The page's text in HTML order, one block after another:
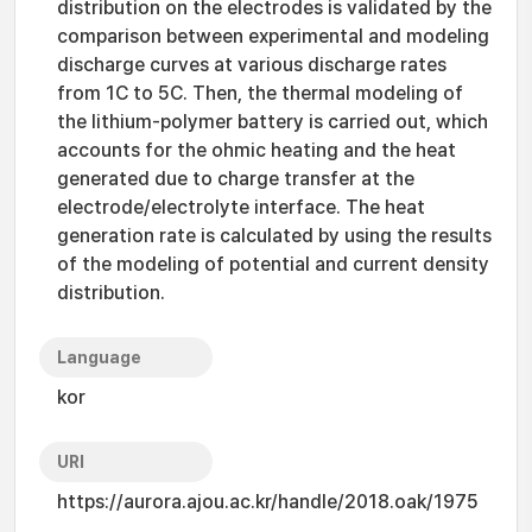
distribution on the electrodes is validated by the
comparison between experimental and modeling
discharge curves at various discharge rates
from 1C to 5C. Then, the thermal modeling of
the lithium-polymer battery is carried out, which
accounts for the ohmic heating and the heat
generated due to charge transfer at the
electrode/electrolyte interface. The heat
generation rate is calculated by using the results
of the modeling of potential and current density
distribution.
Language
kor
URI
https://aurora.ajou.ac.kr/handle/2018.oak/1975